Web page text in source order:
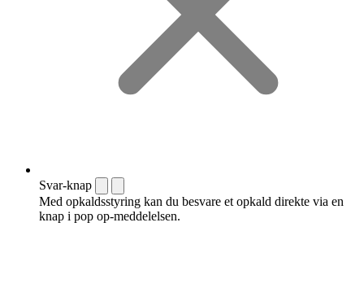
Svar-knap
Med opkaldsstyring kan du besvare et opkald direkte via en
knap i pop op-meddelelsen.